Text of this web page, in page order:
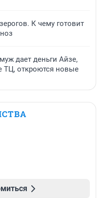
К чему готовит
дает деньги Айзе,
ТЦ, откроются новые